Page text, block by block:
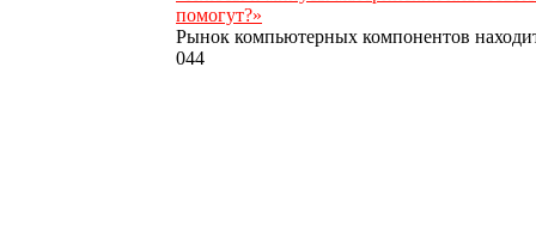
помогут?»
Рынок компьютерных компонентов
044